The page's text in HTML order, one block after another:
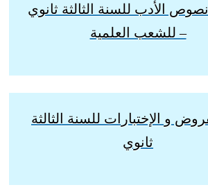
الأدب للسنة الثالثة ثانوي
– للشعب العلمية
و الإختبارات للسنة الثالثة
ثانوي